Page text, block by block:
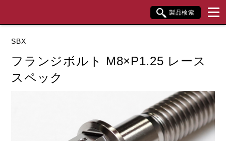
製品検索
データを準備しています。
閉じる
SBX
フランジボルト M8×P1.25 レース
スペック